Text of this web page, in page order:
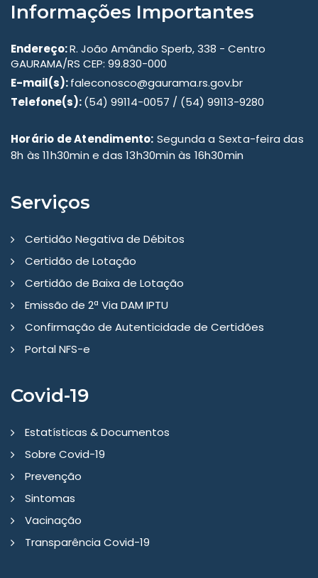
Informações Importantes
Endereço:R. João Amândio Sperb, 338 - Centro
GAURAMA/RS CEP: 99.830-000
E-mail(s):faleconosco@gaurama.rs.gov.br
Telefone(s):(54) 99114-0057 / (54) 99113-9280
Horário de Atendimento: Segunda a Sexta-feira das
8h às 11h30min e das 13h30min às 16h30min
Serviços
Certidão Negativa de Débitos
Certidão de Lotação
Certidão de Baixa de Lotação
Emissão de 2ª Via DAM IPTU
Confirmação de Autenticidade de Certidões
Portal NFS-e
Covid-19
Estatísticas & Documentos
Sobre Covid-19
Prevenção
Sintomas
Vacinação
Transparência Covid-19